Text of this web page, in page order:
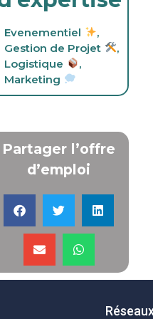
Evenementiel
,
Gestion de Projet
,
Logistique
,
Marketing
Partager l’offre
d’emploi